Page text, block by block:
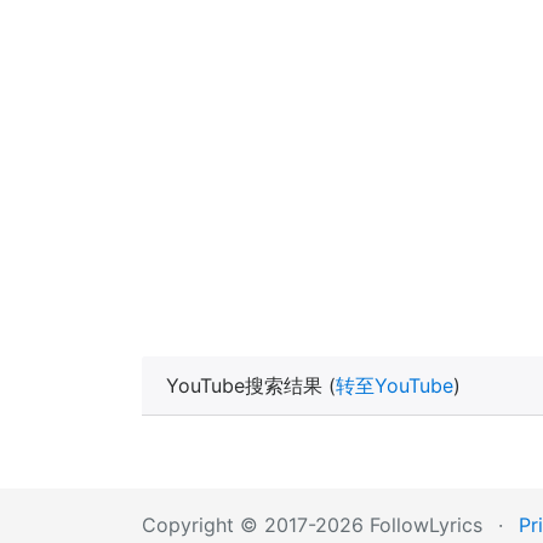
YouTube搜索结果 (转至YouTube)
Copyright © 2017-2026 FollowLyrics ·